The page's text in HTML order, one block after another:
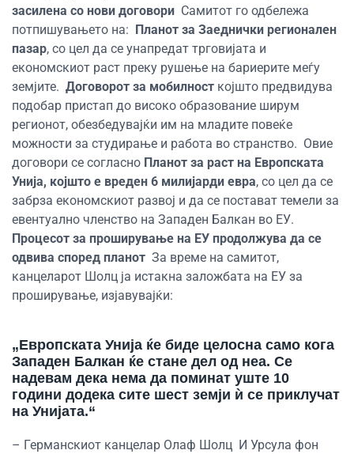
засилена со нови договори Самитот го одбележа
потпишувањето на: Планот за Заеднички регионален
пазар, со цел да се унапредат трговијата и
економскиот раст преку рушење на бариерите меѓу
земјите. Договорот за мобилност којшто предвидува
подобар пристап до високо образование ширум
регионот, обезбедувајќи им на младите повеќе
можности за студирање и работа во странство. Овие
договори се согласно Планот за раст на Европската
Унија, којшто е вреден 6 милијарди евра, со цел да се
забрза економскиот развој и да се постават темели за
евентуално членство на Западен Балкан во ЕУ.
Процесот за проширување на ЕУ продолжува да се
одвива според планот За време на самитот,
канцеларот Шолц ја истакна заложбата на ЕУ за
проширување, изјавувајќи:
„Европската Унија ќе биде целосна само кога
Западен Балкан ќе стане дел од неа. Се
надевам дека нема да поминат уште 10
години додека сите шест земји ѝ се приклучат
на Унијата.“
– Германскиот канцелар Олаф Шолц И Урсула фон